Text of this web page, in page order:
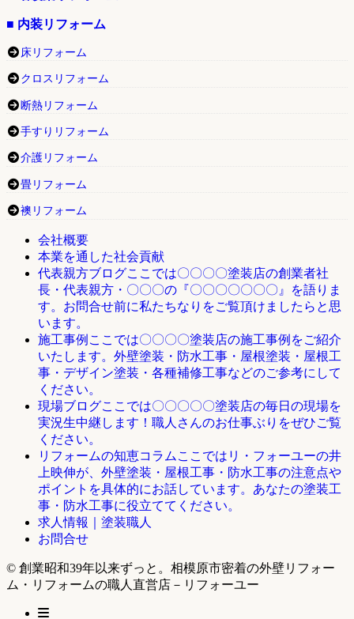
■ 内装リフォーム
床リフォーム
クロスリフォーム
断熱リフォーム
手すりリフォーム
介護リフォーム
畳リフォーム
襖リフォーム
会社概要
本業を通した社会貢献
代表親方ブログここでは〇〇〇〇塗装店の創業者社
長・代表親方・〇〇〇の『〇〇〇〇〇〇〇』を語りま
す。お問合せ前に私たちなりをご覧頂けましたらと思
います。
施工事例 ここでは〇〇〇〇塗装店の施工事例をご紹介
いたします。外壁塗装・防水工事・屋根塗装・屋根工
事・デザイン塗装・各種補修工事などのご参考にして
ください。
現場ブログここでは〇〇〇〇〇塗装店の毎日の現場を
実況生中継します！職人さんのお仕事ぶりをぜひご覧
ください。
リフォームの知恵コラム ここではリ・フォーユーの井
上映伸が、外壁塗装・屋根工事・防水工事の注意点や
ポイントを具体的にお話しています。あなたの塗装工
事・防水工事に役立ててください。
求人情報｜塗装職人
お問合せ
© 創業昭和39年以来ずっと。相模原市密着の外壁リフォー
ム・リフォームの職人直営店－リフォーユー